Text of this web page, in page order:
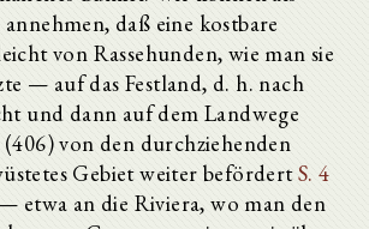
daß eine kostbare
von Rassehunden, wie man sie
— auf das Festland, d. h. nach
und dann auf dem Landwege
von den durchziehenden
Gebiet weiter befördertS. 4
etwa an die Riviera, wo man den